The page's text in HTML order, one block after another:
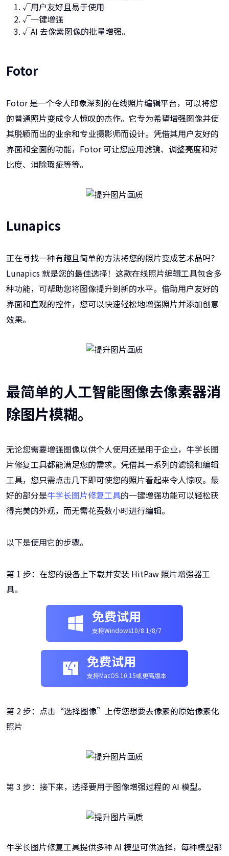
√用户友好且易于使用
√一键增强
√AI 去像素图像的批量增强。
Fotor
Fotor 是一个令人印象深刻的在线照片编辑平台，可以将您
的普通照片变成令人惊叹的杰作。它专为希望增强图像并使
其脱颖而出的业余和专业摄影师而设计。凭借其用户友好的
界面和全面的功能，Fotor 可让您应用滤镜、调整亮度和对
比度、消除瑕疵等等。
Lunapics
正在寻找一种有趣且简单的方法将您的照片变成艺术品吗？
Lunapics 就是您的最佳选择！这款在线照片编辑工具包含多
种功能，可帮助您将图像提升到新的水平。借助用户友好的
界面和直观的控件，您可以快速轻松地增强照片并添加创意
效果。
最简单的人工智能图像去像素器消
除图片模糊。
无论您需要增强图像以供个人使用还是用于企业，牛学长图
片修复工具都能满足您的需求。凭借其一系列的滤镜和编辑
工具，您只需点击几下即可使您的照片看起来令人惊叹。最
好的部分是牛学长图片修复工具的一键增强功能可以轻松获
得完美的外观，而无需花费数小时进行编辑。
以下是使用它的步骤。
第 1 步：在您的设备上下载并安装 HitPaw 照片增强器工
具。
免费试用
支持Windows10/8.1/8/7
免费试用
支持MacOS 10.15或更高版本
第 2 步：点击“选择图像”上传您想要去像素的原始像素化
照片
第 3 步：接下来，选择要用于图像增强过程的 AI 模型。
牛学长图片修复工具提供多种 AI 模型可供选择，每种模型都